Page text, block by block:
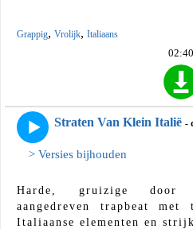
Grappig, Vrolijk, Italiaans
02:40
Straten Van Klein Italië -
> Versies bijhouden
Harde, gruizige door
aangedreven trapbeat met
Italiaanse elementen en